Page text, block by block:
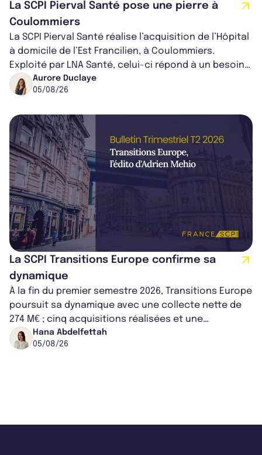
La SCPI Pierval Santé pose une pierre à
Coulommiers
La SCPI Pierval Santé réalise l’acquisition de l’Hôpital
à domicile de l’Est Francilien, à Coulommiers.
Exploité par LNA Santé, celui-ci répond à un besoin
médical croissant, qui s...
Aurore Duclaye
05/08/26
La SCPI Transitions Europe confirme sa
dynamique
À la fin du premier semestre 2026, Transitions Europe
poursuit sa dynamique avec une collecte nette de
274 M€ ; cinq acquisitions réalisées et une
capitalisation portée à 1,38 Md€....
Hana Abdelfettah
05/08/26